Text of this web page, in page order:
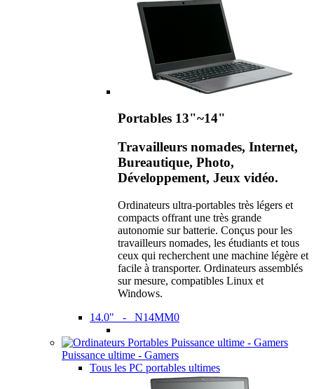
Portables 13"~14"
Travailleurs nomades, Internet,
Bureautique, Photo,
Développement, Jeux vidéo.
Ordinateurs ultra-portables très légers et
compacts offrant une très grande
autonomie sur batterie. Conçus pour les
travailleurs nomades, les étudiants et tous
ceux qui recherchent une machine légère et
facile à transporter. Ordinateurs assemblés
sur mesure, compatibles Linux et
Windows.
14.0" - N14MM0
Puissance ultime - Gamers
Tous les PC portables ultimes